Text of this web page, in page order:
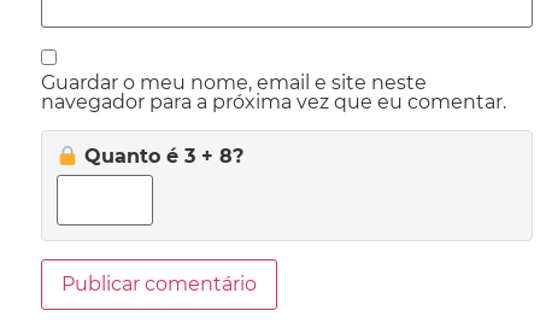
Guardar o meu nome, email e site neste
navegador para a próxima vez que eu comentar.
Quanto é 3 + 8?